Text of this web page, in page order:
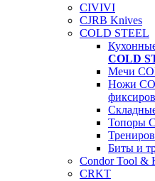
CIVIVI
CJRB Knives
COLD STEEL
COLD
Мечи
Ножи
Топоры
Биты и
Condor Tool &
CRKT